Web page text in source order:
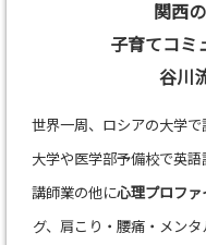
関西
子育てコミ
谷川
世界一周、ロシアの大学で
大学や医学部予備校で英語
講師業の他に心理プロファ
グ、肩こり・腰痛・メン